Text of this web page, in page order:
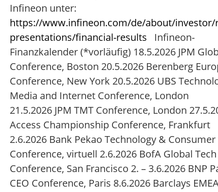
Infineon unter:
https://www.infineon.com/de/about/investor/
presentations/financial-results Infineon-
Finanzkalender (*vorläufig) 18.5.2026 JPM
Conference, Boston 20.5.2026 Berenberg
Conference, New York 20.5.2026 UBS
Media and Internet Conference, London
21.5.2026 JPM TMT Conference, London
Access Championship Conference, Frankfurt
2.6.2026 Bank Pekao Technology & Consumer
Conference, virtuell 2.6.2026 BofA Global Tech
Conference, San Francisco 2. – 3.6.2026 BNP
CEO Conference, Paris 8.6.2026 Barclays